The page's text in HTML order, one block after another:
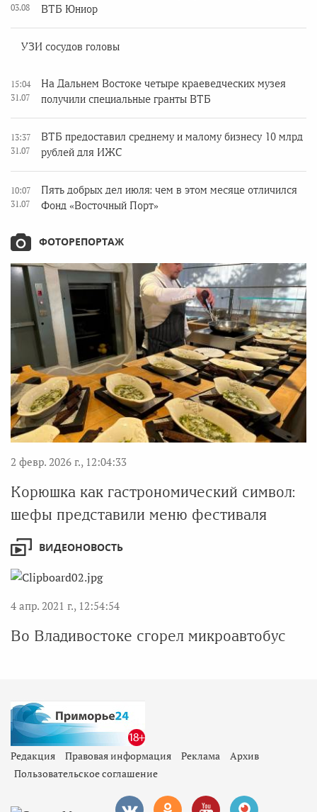
03.08
ВТБ Юниор
УЗИ сосудов головы
15:04
31.07
На Дальнем Востоке четыре краеведческих музея
получили специальные гранты ВТБ
13:37
31.07
ВТБ предоставил среднему и малому бизнесу 10 млрд
рублей для ИЖС
10:07
31.07
Пять добрых дел июля: чем в этом месяце отличился
Фонд «Восточный Порт»
ФОТОРЕПОРТАЖ
2 февр. 2026 г., 12:04:33
Корюшка как гастрономический символ:
шефы представили меню фестиваля
ВИДЕОНОВОСТЬ
4 апр. 2021 г., 12:54:54
Во Владивостоке сгорел микроавтобус
Редакция Правовая информация Реклама
Архив
Пользовательское соглашение